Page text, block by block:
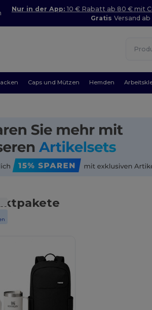
Nur in der App: 10 € Rabatt ab 80 € mit
GratisVersand
Caps und Mützen Hemden